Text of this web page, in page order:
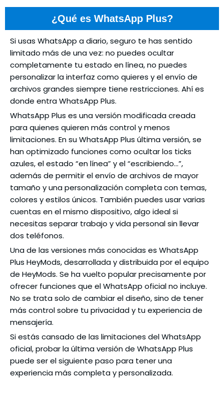
¿Qué es WhatsApp Plus?
Si usas WhatsApp a diario, seguro te has sentido
limitado más de una vez: no puedes ocultar
completamente tu estado en línea, no puedes
personalizar la interfaz como quieres y el envío de
archivos grandes siempre tiene restricciones. Ahí es
donde entra WhatsApp Plus.
WhatsApp Plus es una versión modificada creada
para quienes quieren más control y menos
limitaciones. En su WhatsApp Plus última versión, se
han optimizado funciones como ocultar los ticks
azules, el estado “en línea” y el “escribiendo…”,
además de permitir el envío de archivos de mayor
tamaño y una personalización completa con temas,
colores y estilos únicos. También puedes usar varias
cuentas en el mismo dispositivo, algo ideal si
necesitas separar trabajo y vida personal sin llevar
dos teléfonos.
Una de las versiones más conocidas es WhatsApp
Plus HeyMods, desarrollada y distribuida por el equipo
de HeyMods. Se ha vuelto popular precisamente por
ofrecer funciones que el WhatsApp oficial no incluye.
No se trata solo de cambiar el diseño, sino de tener
más control sobre tu privacidad y tu experiencia de
mensajería.
Si estás cansado de las limitaciones del WhatsApp
oficial, probar la última versión de WhatsApp Plus
puede ser el siguiente paso para tener una
experiencia más completa y personalizada.